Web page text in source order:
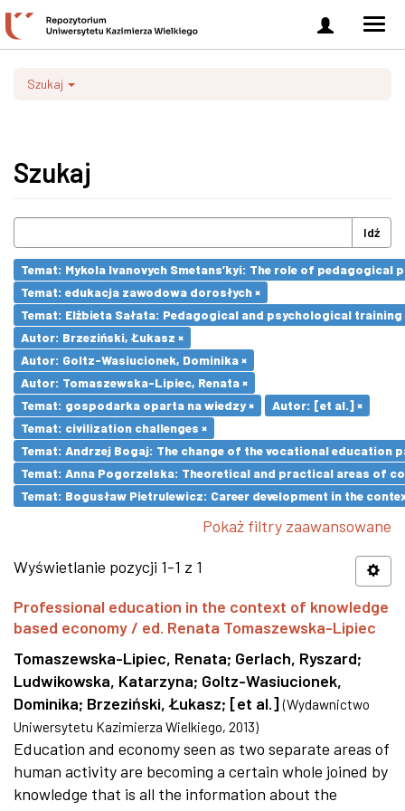
Zaloguj
się
Szukaj
Szukaj
Idź
Temat: Mykola Ivanovych Smetans’kyi: The role of
Temat: edukacja zawodowa dorosłych ×
Temat: Elżbieta Sałata: Pedagogical and psychological
Autor: Brzeziński, Łukasz ×
Autor: Goltz-Wasiucionek, Dominika ×
Autor: Tomaszewska-Lipiec, Renata ×
Temat: gospodarka oparta na wiedzy ×
Autor: [et al.] ×
Temat: civilization challenges ×
Temat: Andrzej Bogaj: The change of the vocational education
Temat: Anna Pogorzelska: Theoretical and practical areas of
Temat: Bogusław Pietrulewicz: Career development in the
Pokaż filtry zaawansowane
Wyświetlanie pozycji 1-1 z 1
Professional education in the context of knowledge
based economy / ed. Renata Tomaszewska-Lipiec
Tomaszewska-Lipiec, Renata; Gerlach, Ryszard;
Ludwikowska, Katarzyna; Goltz-Wasiucionek,
Dominika; Brzeziński, Łukasz; [et al.] (Wydawnictwo
Uniwersytetu Kazimierza Wielkiego, 2013)
Education and economy seen as two separate areas of
human activity are becoming a certain whole joined by
knowledge that is all the information about the